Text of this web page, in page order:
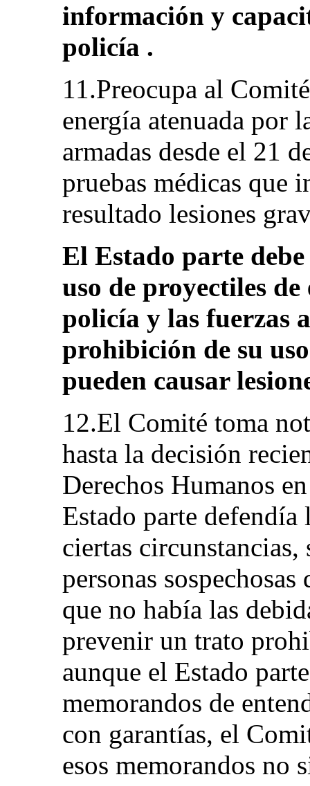
información y
policía .
11.Preocupa al
energía atenuada por
armadas desde el 21
pruebas médicas que
resultado lesiones
El Estado parte
uso de proyectiles
policía y las fuerzas
prohibición de su
pueden causar
12.El Comité toma
hasta la decisión
Derechos Humanos
Estado parte
ciertas
personas
que no había las
prevenir un trato
aunque el Estado
memorandos de
con garantías, el
esos memorandos no